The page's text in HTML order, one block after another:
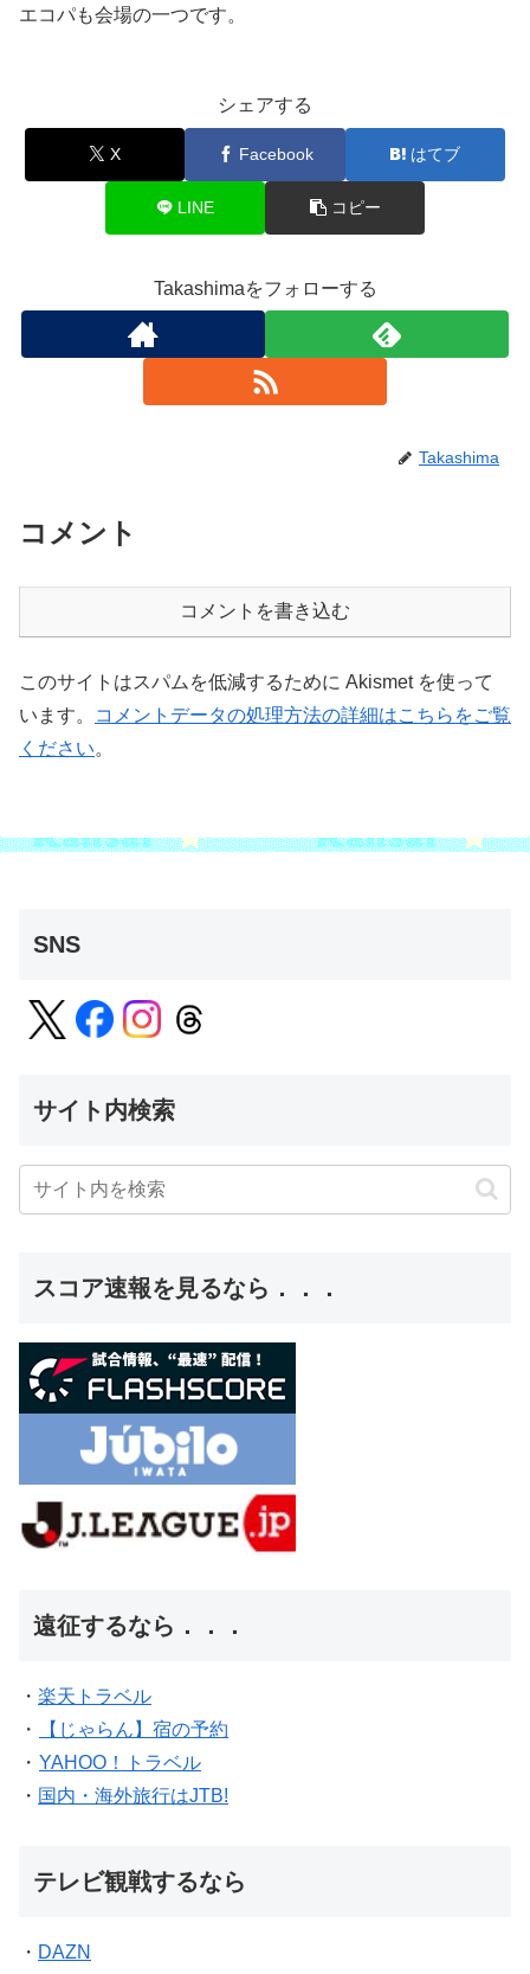
エコパも会場の一つです。
シェアする
X Facebook はてブ
LINE コピー
Takashimaをフォローする
Takashima
コメント
コメントを書き込む
このサイトはスパムを低減するために Akismet を使って
います。
コメントデータの処理方法の詳細はこちらをご覧
ください。
SNS
サイト内検索
スコア速報を見るなら．．．
遠征するなら．．．
・ 楽天トラベル
・
【じゃらん】宿の予約
・ YAHOO！トラベル
・ 国内・海外旅行はJTB!
テレビ観戦するなら
・ DAZN